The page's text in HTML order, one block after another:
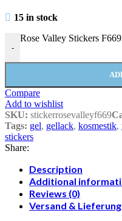
15 in stock
-
Rose Valley Stickers
Compare
Add to wishlist
SKU: stickerrosevalleyf669
Tags: gel, gellack, kosmestik,
stickers
Share:
Description
Additional
Reviews (0)
Versand & Lieferung